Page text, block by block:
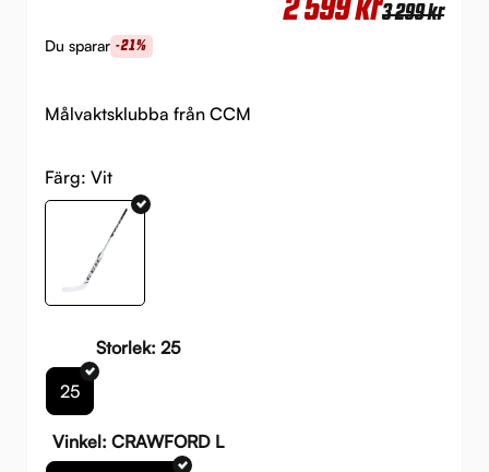
3 299krDet
2 599kr
Det
Du sparar -21%
Målvaktsklubba från CCM
Färg: Vit
Storlek: 25
25
Vinkel: CRAWFORD L